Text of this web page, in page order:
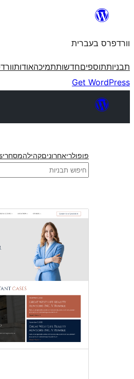
וורדפרס בעברית
תבניותתוספיםחדשותתמיכהאודות
Get WordPress
פופולריאחרוניםקהילהמסחרי
חיפוש
וריאציות